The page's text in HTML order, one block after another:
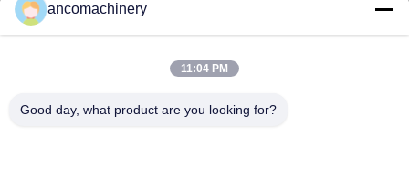
Snelle Links
Over Ons
Fabrieksreis
Kwaliteitscontrole
ancomachinery
11:04 PM
Good day, what product are you looking for?